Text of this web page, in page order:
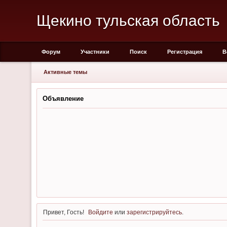
Щекино тульская область
Форум Участники Поиск Регистрация
Активные темы
Объявление
Привет, Гость! Войдите илизарегистрируйтесь